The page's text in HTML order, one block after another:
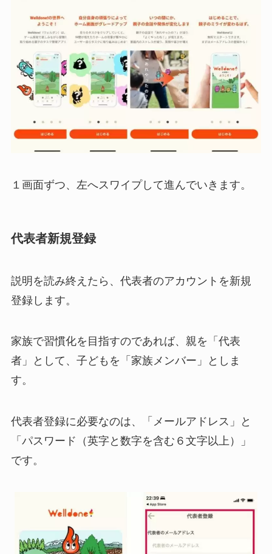
１画面ずつ、左へスワイプして進んでいきます。
代表者新規登録
説明を読み終えたら、代表者のアカウントを新規
登録します。
家族で習慣化を目指すのであれば、親を「代表
者」として、子どもを「家族メンバー」としま
す。
代表者登録に必要なのは、「メールアドレス」と
「パスワード（英字と数字を含む６文字以上）」
です。